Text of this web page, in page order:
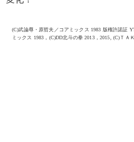
(C)武論尊・原哲夫／コアミックス 1983 版権許諾証
ミックス 1983，(C)DD北斗の拳 2013，2015, (C)ＴＡ